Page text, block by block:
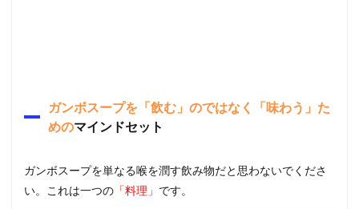
ガンボスープを「飲む」のではなく「味わう」た
めのマインドセット
ガンボスープを単なる喉を潤す飲み物だと思わないでくださ
い。これは一つの 「料理」 です。